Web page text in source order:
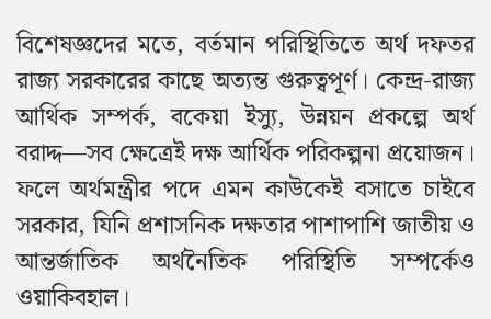
বিশেষজ্ঞদের মতে, বর্তমান পরিস্থিতিতে অর্থ দফতর
রাজ্য সরকারের কাছে অত্যন্ত গুরুত্বপূর্ণ। কেন্দ্র-রাজ্য
আর্থিক সম্পর্ক, বকেয়া ইস্যু, উন্নয়ন প্রকল্পে অর্থ
বরাদ্দ—সব ক্ষেত্রেই দক্ষ আর্থিক পরিকল্পনা প্রয়োজন।
ফলে অর্থমন্ত্রীর পদে এমন কাউকেই বসাতে চাইবে
সরকার, যিনি প্রশাসনিক দক্ষতার পাশাপাশি জাতীয় ও
আন্তর্জাতিক অর্থনৈতিক পরিস্থিতি সম্পর্কেও
ওয়াকিবহাল।